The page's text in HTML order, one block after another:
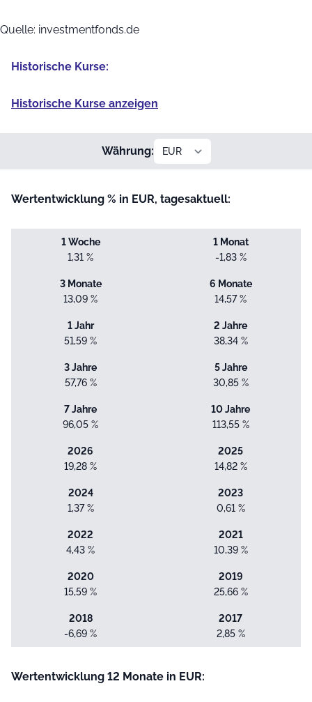
Quelle: investmentfonds.de
Historische Kurse:
Historische Kurse anzeigen
Währung:
Wertentwicklung % in EUR, tagesaktuell:
1 Woche
1,31 %
1 Monat
-1,83 %
3 Monate
13,09 %
6 Monate
14,57 %
1 Jahr
51,59 %
2 Jahre
38,34 %
3 Jahre
57,76 %
5 Jahre
30,85 %
7 Jahre
96,05 %
10 Jahre
113,55 %
2026
19,28 %
2025
14,82 %
2024
1,37 %
2023
0,61 %
2022
4,43 %
2021
10,39 %
2020
15,59 %
2019
25,66 %
2018
-6,69 %
2017
2,85 %
Wertentwicklung 12 Monate in EUR: